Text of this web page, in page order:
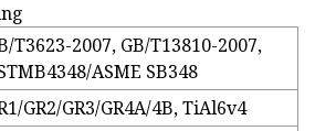
T3623-2007, GB/T13810-2007,
ASME SB348
GR2/GR3/GR4A/4B, TiAl6v4